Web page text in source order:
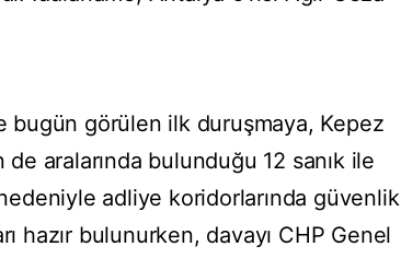
bugün görülen ilk duruşmaya, Kepez
aralarında bulunduğu 12 sanık ile
adliye koridorlarında güvenlik
hazır bulunurken, davayı CHP Genel